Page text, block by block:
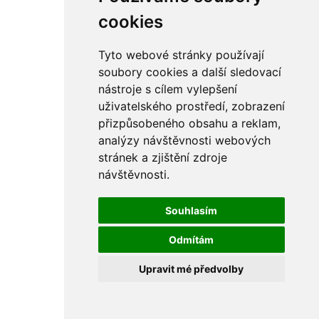
cookies
Tyto webové stránky používají
soubory cookies a další sledovací
nástroje s cílem vylepšení
uživatelského prostředí, zobrazení
přizpůsobeného obsahu a reklam,
analýzy návštěvnosti webových
stránek a zjištění zdroje
návštěvnosti.
Souhlasím
Odmítám
Upravit mé předvolby